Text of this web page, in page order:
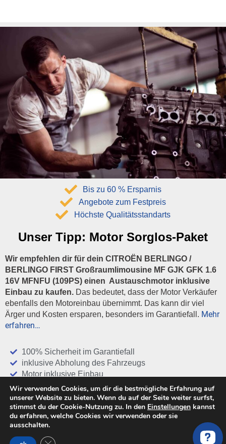
Unser Tipp: Motor Sorglos-Paket
Wir empfehlen dir für dein CITROËN BERLINGO /
BERLINGO FIRST Großraumlimousine MF GJK GFK 1.6
16V MFNFU (109PS) einen Austauschmotor inklusive
Einbau zu kaufen. Das bedeutet, dass der Motor Verkäufer
ebenfalls den Motoreinbau übernimmt. Das kann dir viel
Ärger und Kosten ersparen, besonders im Garantiefall. Mehr
erfahren…
100% Sicherheit im Garantiefall
inklusive Abholung des Fahrzeugs
Motor inklusive Einbau
Gewährleistung 12 bis 24 Monate
Bestes Preis / Leistung Verhältnis
Alles aus einer Hand
Bis zu 60 % Ersparnis
Angebote zum Festpreis
Höchste Qualitätsstandarts
Wir verwenden Cookies, um dir die bestmögliche Erfahrung auf
unserer Website zu bieten. Wenn du auf der Seite weiter surfst,
stimmst du der Cookie-Nutzung zu. In den Einstellungen kannst
du erfahren, welche Cookies wir verwenden oder sie
ausschalten.
GDPR Cookie-Banner schließen